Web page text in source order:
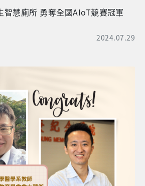
智慧廁所 勇奪全國AIoT競賽冠軍
2024.07.29